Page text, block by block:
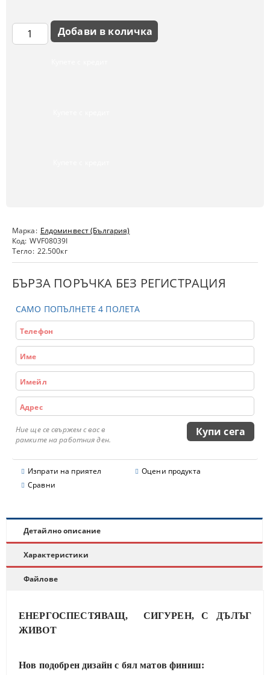
Марка: Елдоминвест (България)
Код: WVF08039I
Тегло: 22.500кг
БЪРЗА ПОРЪЧКА БЕЗ РЕГИСТРАЦИЯ
САМО ПОПЪЛНЕТЕ 4 ПОЛЕТА
Ние ще се свържем с вас в
рамките на работния ден.
Изпрати на приятел
Оцени продукта
Сравни
Детайлно описание
Характеристики
Файлове
ЕНЕРГОСПЕСТЯВАЩ, СИГУРЕН, С ДЪЛЪГ
ЖИВОТ
Нов подобрен дизайн с бял матов финиш: